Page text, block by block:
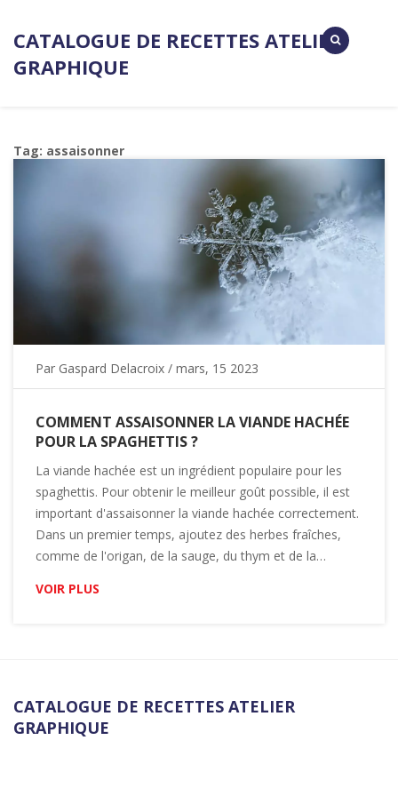
CATALOGUE DE RECETTES ATELIER
GRAPHIQUE
Tag: assaisonner
Par Gaspard Delacroix / mars, 15 2023
COMMENT ASSAISONNER LA VIANDE HACHÉE
POUR LA SPAGHETTIS ?
La viande hachée est un ingrédient populaire pour les
spaghettis. Pour obtenir le meilleur goût possible, il est
important d'assaisonner la viande hachée correctement.
Dans un premier temps, ajoutez des herbes fraîches,
comme de l'origan, de la sauge, du thym et de la
d'olive, du sel et du poivre. Ensuite, faites revenir la viande
VOIR PLUS
CATALOGUE DE RECETTES ATELIER
GRAPHIQUE